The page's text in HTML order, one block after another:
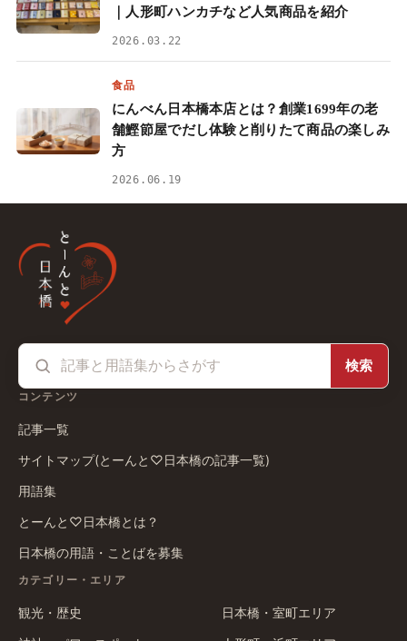
｜人形町ハンカチなど人気商品を紹介
2026.03.22
食品
にんべん日本橋本店とは？創業1699年の老
舗鰹節屋でだし体験と削りたて商品の楽しみ
方
2026.06.19
検索
コンテンツ
記事一覧
サイトマップ(とーんと♡日本橋の記事一覧)
用語集
とーんと♡日本橋とは？
日本橋の用語・ことばを募集
カテゴリー・エリア
観光・歴史
日本橋・室町エリア